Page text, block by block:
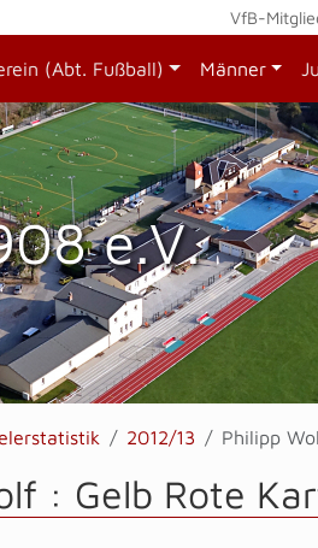
VfB-
(Abt. Fußball) Männer
e.V.
2012/13 Philipp
: Gelb Rote